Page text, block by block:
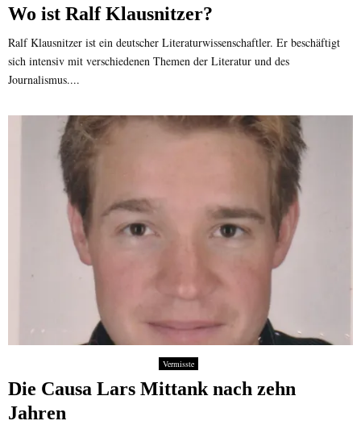
Wo ist Ralf Klausnitzer?
Ralf Klausnitzer ist ein deutscher Literaturwissenschaftler. Er beschäftigt
sich intensiv mit verschiedenen Themen der Literatur und des
Journalismus....
Vermisste
Die Causa Lars Mittank nach zehn
Jahren